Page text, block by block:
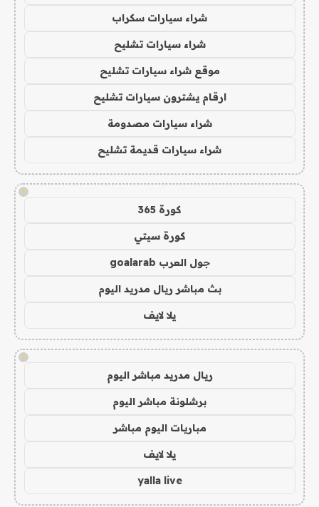
شراء سيارات سكراب
شراء سيارات تشليح
موقع شراء سيارات تشليح
ارقام يشترون سيارات تشليح
شراء سيارات مصدومة
شراء سيارات قديمة تشليح
!
كورة 365
كورة سيتي
جول العرب goalarab
بث مباشر ريال مدريد اليوم
يلا لايف
!
ريال مدريد مباشر اليوم
برشلونة مباشر اليوم
مباريات اليوم مباشر
يلا لايف
yalla live